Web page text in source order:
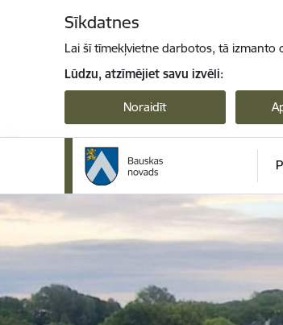
Sīkdatnes
Lai šī tīmekļvietne darbotos, tā izmanto
Lūdzu, atzīmējiet savu izvēli:
Noraidīt
Bauskas novads